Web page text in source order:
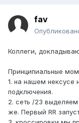
fav
Коллеги,
Принципиальные
1. на нашем нексусе
подключения.
2. сеть /23
же. Первый RR